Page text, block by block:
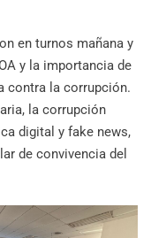
en turnos mañana y
y la importancia de
contra la corrupción.
la corrupción
digital y fake news,
de convivencia del